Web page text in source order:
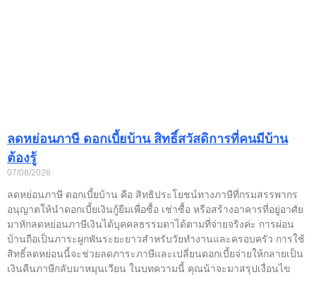
ลดหย่อนภาษี ดอกเบี้ยบ้าน สิทธิ์สวัสดิการที่คนมีบ้าน
ต้องรู้
07/08/2026
ลดหย่อนภาษี ดอกเบี้ยบ้าน คือ สิทธิประโยชน์ทางภาษีที่กรมสรรพากร
อนุญาตให้นำดอกเบี้ยเงินกู้ยืมเพื่อซื้อ เช่าซื้อ หรือสร้างอาคารที่อยู่อาศัย
มาหักลดหย่อนภาษีเงินได้บุคคลธรรมดาได้ตามที่จ่ายจริงค่ะ การผ่อน
บ้านถือเป็นภาระผูกพันระยะยาวสำหรับวัยทำงานและครอบครัว การใช้
สิทธิ์ลดหย่อนนี้จะช่วยลดภาระภาษีและเปลี่ยนดอกเบี้ยจ่ายให้กลายเป็น
เงินคืนภาษีกลับมาหมุนเวียน ในบทความนี้ คุณน้าจะมาสรุปเงื่อนไข